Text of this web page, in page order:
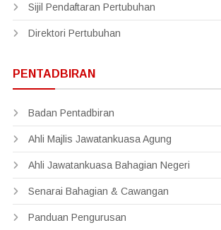
Sijil Pendaftaran Pertubuhan
Direktori Pertubuhan
PENTADBIRAN
Badan Pentadbiran
Ahli Majlis Jawatankuasa Agung
Ahli Jawatankuasa Bahagian Negeri
Senarai Bahagian & Cawangan
Panduan Pengurusan